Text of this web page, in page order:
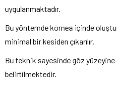
uygulanmaktadır.
Bu yöntemde kornea içinde
minimal bir kesiden çıkarılır.
Bu teknik sayesinde göz
belirtilmektedir.